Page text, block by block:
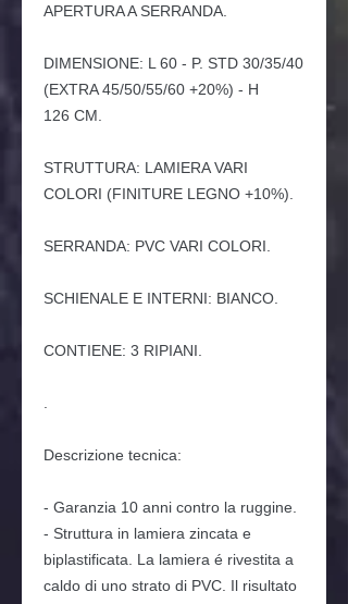
APERTURA A SERRANDA.
DIMENSIONE: L 60 - P. STD 30/35/40
(EXTRA 45/50/55/60 +20%) - H
126 CM.
STRUTTURA: LAMIERA VARI
COLORI (FINITURE LEGNO +10%).
SERRANDA: PVC VARI COLORI.
SCHIENALE E INTERNI: BIANCO.
CONTIENE: 3 RIPIANI.
Descrizione tecnica:
- Garanzia 10 anni contro la ruggine.
- Struttura in lamiera zincata e
biplastificata. La lamiera é rivestita a
caldo di uno strato di PVC. Il risultato